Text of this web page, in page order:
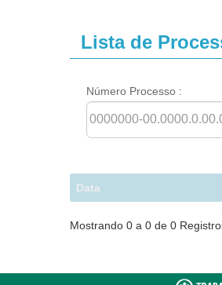
Lista de
Número Processo :
Data
Mostrando 0 a 0 de 0